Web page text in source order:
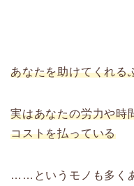
あなたを助けてくれる
実はあなたの労力や時
コストを払っている
……というモノも多く